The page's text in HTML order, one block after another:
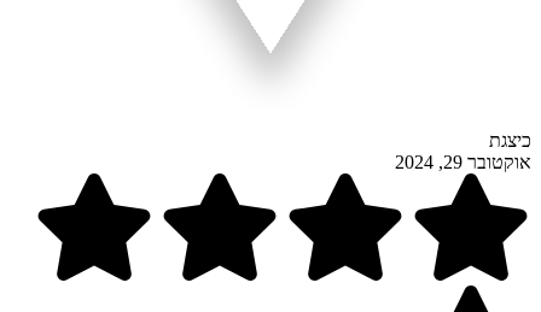
כיצגת
אוקטובר 29, 2024